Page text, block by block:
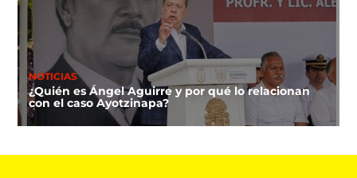
NOTICIAS
¿Quién es Ángel Aguirre y por qué lo relacionan
con el caso Ayotzinapa?